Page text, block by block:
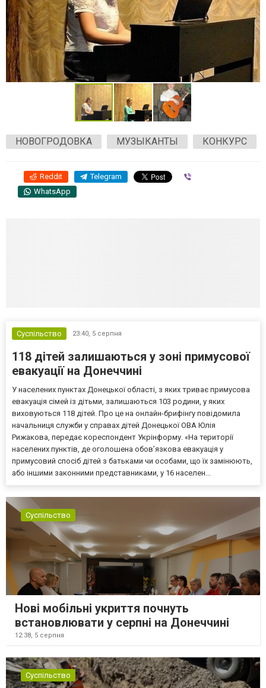
НОВОГРОДОВКА МУЗЫКАНТЫ КОНКУРС
Reddit Telegram
WhatsApp
Суспільство 23:40, 5 серпня
118 дітей залишаються у зоні примусової
евакуації на Донеччині
У населених пунктах Донецької області, з яких триває примусова
евакуація сімей із дітьми, залишаються 103 родини, у яких
виховуються 118 дітей. Про це на онлайн-брифінгу повідомила
начальниця служби у справах дітей Донецької ОВА Юлія
Рижакова, передає кореспондент Укрінформу. «На території
населених пунктів, де оголошена обов’язкова евакуація у
примусовий спосіб дітей з батьками чи особами, що їх замінюють,
або іншими законними представниками, у 16 населен...
Суспільство
Нові мобільні укриття почнуть
встановлювати у серпні на Донеччині
12:38, 5 серпня
Суспільство